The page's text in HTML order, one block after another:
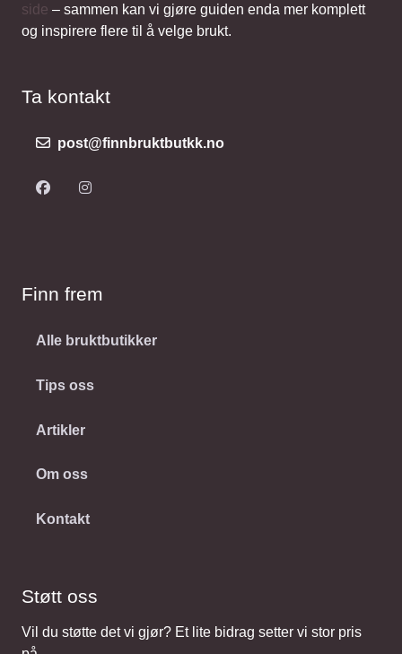
side – sammen kan vi gjøre guiden enda mer komplett
og inspirere flere til å velge brukt.
Ta kontakt
post@finnbruktbutkk.no
Finn frem
Alle bruktbutikker
Tips oss
Artikler
Om oss
Kontakt
Støtt oss
Vil du støtte det vi gjør? Et lite bidrag setter vi stor pris